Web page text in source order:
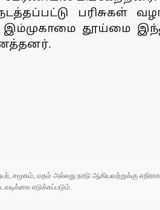
பரிசுகள்
தூய்மை
சமூகம், மதம் அல்லது நாடு ஆகியவற்றுக்கு
எடுக்கப்படும்.